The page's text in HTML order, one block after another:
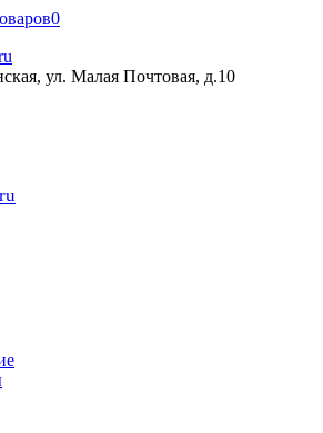
0
ул. Малая Почтовая, д.10